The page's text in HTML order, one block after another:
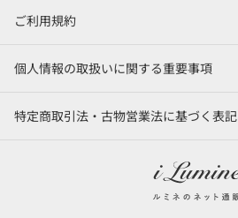
ご利用規約
個人情報の取扱いに関する重要事項
特定商取引法・古物営業法に基づく表記